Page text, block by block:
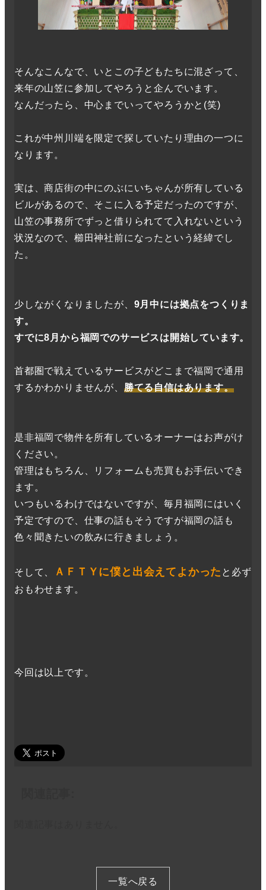
そんなこんなで、いとこの子どもたちに混ざって、
来年の山笠に参加してやろうと企んでいます。
なんだったら、中心までいってやろうかと(笑)
これが中州川端を限定で探していたり理由の一つに
なります。
実は、商店街の中にのぶにいちゃんが所有している
ビルがあるので、そこに入る予定だったのですが、
山笠の事務所でずっと借りられてて入れないという
状況なので、櫛田神社前になったという経緯でし
た。
少しながくなりましたが、 9月中には拠点をつくりま
す。
すでに8月から福岡でのサービスは開始しています。
首都圏で戦えているサービスがどこまで福岡で通用
するかわかりませんが、 勝てる自信はあります。
是非福岡で物件を所有しているオーナーはお声がけ
ください。
管理はもちろん、リフォームも売買もお手伝いでき
ます。
いつもいるわけではないですが、毎月福岡にはいく
予定ですので、仕事の話もそうですが福岡の話も
色々聞きたいの飲みに行きましょう。
そして、 ＡＦＴＹに僕と出会えてよかった と必ず
おもわせます。
今回は以上です。
一覧へ戻る